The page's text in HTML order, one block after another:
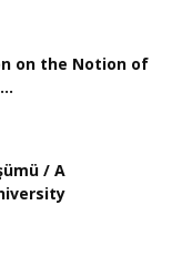
on the Notion of
/ A